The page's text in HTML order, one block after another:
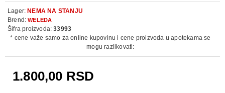
1.800,00 RSD
Lager: NEMA NA STANJU
Brend: WELEDA
Šifra proizvoda: 33993
* cene važe samo za online kupovinu i cene proizvoda u apotekama se
mogu razlikovati: